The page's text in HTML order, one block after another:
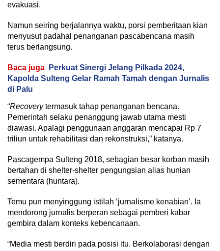
evakuasi.
Namun seiring berjalannya waktu, porsi pemberitaan kian
menyusut padahal penanganan pascabencana masih
terus berlangsung.
Baca juga
Perkuat Sinergi Jelang Pilkada 2024,
Kapolda Sulteng Gelar Ramah Tamah dengan Jurnalis
di Palu
“Recoverytermasuk tahap penanganan bencana.
Pemerintah selaku penanggung jawab utama mesti
diawasi. Apalagi penggunaan anggaran mencapai Rp 7
triliun untuk rehabilitasi dan rekonstruksi,” katanya.
Pascagempa Sulteng 2018, sebagian besar korban masih
bertahan di shelter-shelter pengungsian alias hunian
sementara (huntara).
Temu pun menyinggung istilah ‘jurnalisme kenabian’. Ia
mendorong jurnalis berperan sebagai pemberi kabar
gembira dalam konteks kebencanaan.
“Media mesti berdiri pada posisi itu. Berkolaborasi dengan